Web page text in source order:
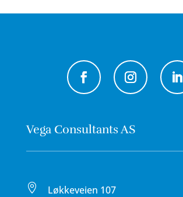
Vega Consultants AS

Løkkeveien 107